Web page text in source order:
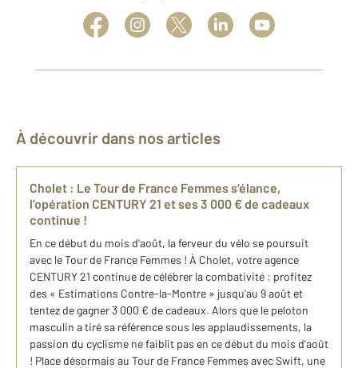
À découvrir dans nos articles
Cholet : Le Tour de France Femmes s’élance,
l’opération CENTURY 21 et ses 3 000 € de cadeaux
continue !
En ce début du mois d'août, la ferveur du vélo se poursuit
avec le Tour de France Femmes ! À Cholet, votre agence
CENTURY 21 continue de célébrer la combativité : profitez
des « Estimations Contre-la-Montre » jusqu'au 9 août et
tentez de gagner 3 000 € de cadeaux. Alors que le peloton
masculin a tiré sa référence sous les applaudissements, la
passion du cyclisme ne faiblit pas en ce début du mois d'août
! Place désormais au Tour de France Femmes avec Swift, une